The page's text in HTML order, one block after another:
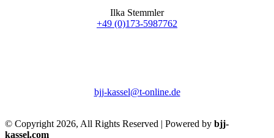
Ilka Stemmler
+49 (0)173-5987762
bjj-kassel@t-online.de
© Copyright 2026, All Rights Reserved | Powered by bjj-
kassel.com